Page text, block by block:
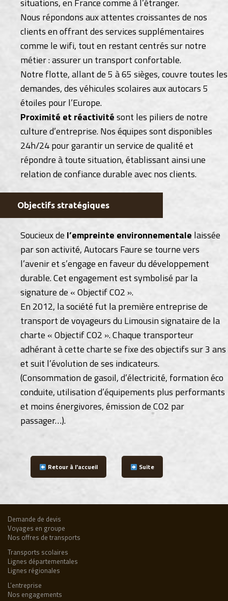
situations, en France comme à l’étranger.
Nous répondons aux attentes croissantes de nos
clients en offrant des services supplémentaires
comme le wifi, tout en restant centrés sur notre
métier : assurer un transport confortable.
Notre flotte, allant de 5 à 65 sièges, couvre toutes les
demandes, des véhicules scolaires aux autocars 5
étoiles pour l’Europe.
Proximité et réactivitésont les piliers de notre
culture d’entreprise. Nos équipes sont disponibles
24h/24 pour garantir un service de qualité et
répondre à toute situation, établissant ainsi une
relation de confiance durable avec nos clients.
Objectifs stratégiques
Soucieux de l’empreinte environnementale laissée
par son activité, Autocars Faure se tourne vers
l’avenir et s’engage en faveur du développement
durable. Cet engagement est symbolisé par la
signature de « Objectif CO2 ».
En 2012, la société fut la première entreprise de
transport de voyageurs du Limousin signataire de la
charte « Objectif CO2 ». Chaque transporteur
adhérant à cette charte se fixe des objectifs sur 3 ans
et suit l’évolution de ses indicateurs.
(Consommation de gasoil, d’électricité, formation éco
conduite, utilisation d’équipements plus performants
et moins énergivores, émission de CO2 par
passager…).
Retour à l'accueil Suite
Demande de devis
Voyages en groupe
Nos offres de transports
Transports scolaires
Lignes départementales
Lignes régionales
L’entreprise
Nos engagements